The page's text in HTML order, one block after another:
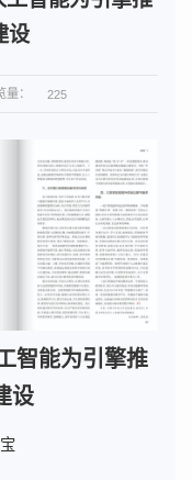
设
量： 225
智能为引擎推
设